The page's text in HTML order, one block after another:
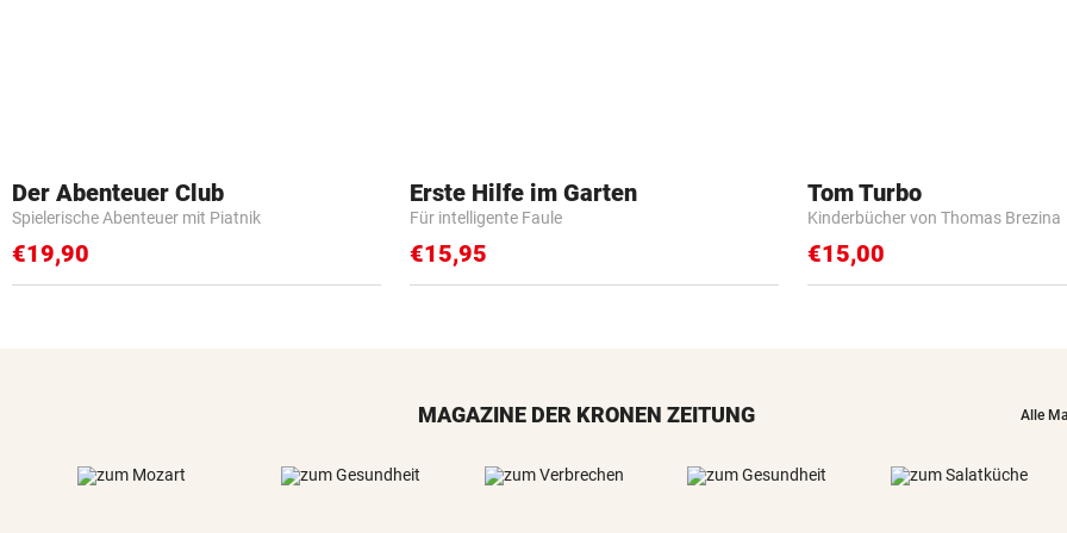
Der Abenteuer Club
Spielerische Abenteuer mit Piatnik
€19,90
Erste Hilfe im Garten
Für intelligente Faule
€15,95
Tom Turbo
Kinderbücher von Thomas Brezina
€15,00
MAGAZINE DER KRONEN ZEITUNG Alle